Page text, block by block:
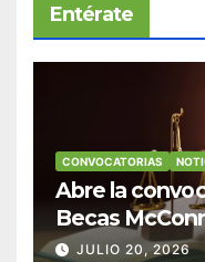
Entérate
CONVOCATORIAS
Abre la
Becas
Escudero
JULIO 20, 2026